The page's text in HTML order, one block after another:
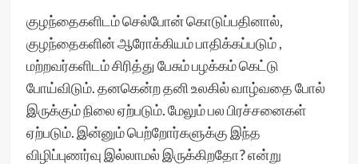
குழந்தைகளிடம் செல்போன் கொடுப்பதினால்,
குழந்தைகளின் ஆரோக்கியம் பாதிக்கப்படும் ,
மற்றவர்களிடம் சிரித்து பேசும் பழக்கம் கெட்டு
போய்விடும். தனகென்ற தனி உலகில் வாழ்வதை போல்
இருக்கும் நிலை ஏற்படும். மேலும் பல பிரச்சனைகள்
ஏற்படும். இன்னும் பெற்றோர்களுக்கு இந்த
விழிப்புணர்வு இல்லாமல் இருக்கிறதோ? என்று